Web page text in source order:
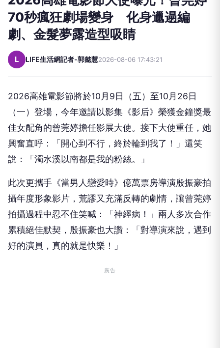
70秒瘋狂劇場變身 化身邋遢編
劇、金髮夢露造型吸睛
L LIFE生活網記者-郭懿慧2026-08-06 17:43:21
2026高雄電影節將於10月9日（五）至10月26日
（一） 登場，今年邀請以影集《影后》 榮獲金鐘獎最
佳女配角的曾莞婷擔任影展大使。接下大使重任， 她
興奮直呼：「開心到不行，終於輪到我了！」還笑
說：「濁水溪以南都是我的粉絲。」
此次更攜手《當男人戀愛時》 億萬票房導演殷振豪拍
攝年度形象影片，荒謬又充滿反轉的劇情， 讓曾莞婷
拍攝過程中忍不住笑喊：「神經病！」 兩人多次合作
累積絕佳默契，殷振豪也大讚：「對導演來說， 遇到
好的演員，真的就是快樂！」
廣告